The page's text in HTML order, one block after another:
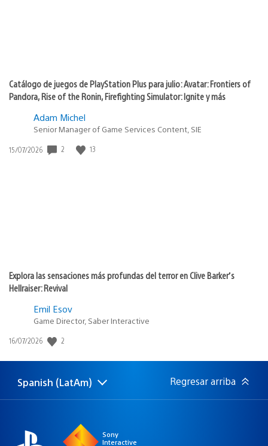
Catálogo de juegos de PlayStation Plus para julio: Avatar: Frontiers of
Pandora, Rise of the Ronin, Firefighting Simulator: Ignite y más
Adam Michel
Senior Manager of Game Services Content, SIE
Fecha
15/07/2026 2 13
Explora las sensaciones más profundas del terror en Clive Barker’s
Hellraiser: Revival
Emil Esov
Game Director, Saber Interactive
Fecha
publicación:
16/07/2026 2
Elige
una
Región
actual:
Spanish (LatAm) Regresar arriba
Sony
Interactive